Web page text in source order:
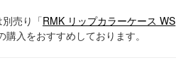
売り「RMK リップカラーケース WS
入をおすすめしております。